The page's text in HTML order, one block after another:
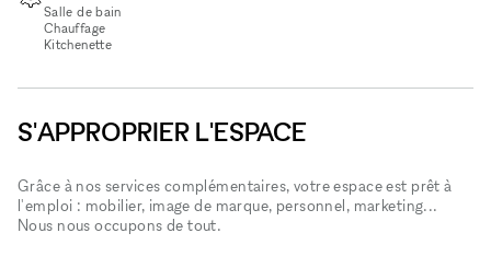
Salle de bain
Chauffage
Kitchenette
S'APPROPRIER L'ESPACE
Grâce à nos services complémentaires, votre espace est prêt à
l'emploi : mobilier, image de marque, personnel, marketing...
Nous nous occupons de tout.